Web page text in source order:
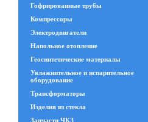
Гофрированные трубы
Компрессоры
Электродвигатели
Напольное отопление
Геосинтетические материалы
Увлажнительное и испарительное
оборудование
Трансформаторы
Изделия из стекла
Запчасти ЧКЗ